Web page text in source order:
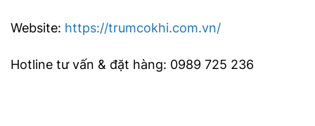
Website: https://trumcokhi.com.vn/
Hotline tư vấn & đặt hàng: 0989 725 236